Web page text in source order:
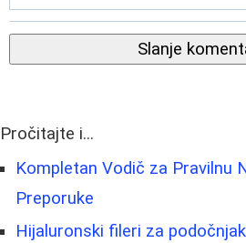
Slanje
Pročitajte i...
Kompletan Vodič za Pravilnu
Preporuke
Hijaluronski fileri za